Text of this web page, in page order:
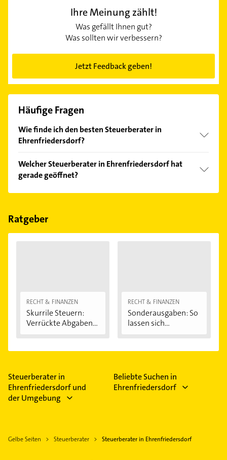
Ihre Meinung zählt!
Was gefällt Ihnen gut?
Was sollten wir verbessern?
Jetzt Feedback geben!
Häufige Fragen
Wie finde ich den besten Steuerberater in
Ehrenfriedersdorf?
Kundenmeinungen und profitieren Sie von den
Empfehlungen. Die Suchergebnisse können Sie sich
einfach nachBewertungensortiert anzeigen lassen.
Welcher Steuerberater in Ehrenfriedersdorf hat
gerade geöffnet?
Im Anbieter-Bereich finden Sie alleÖffnungszeiten.
Feiertagen abweichen können.
Ratgeber
RECHT & FINANZEN
Skurrile Steuern:
Verrückte Abgaben...
RECHT & FINANZEN
Sonderausgaben: So
lassen sich...
Steuerberater in
Ehrenfriedersdorf und
der Umgebung
Beliebte Suchen in
Ehrenfriedersdorf
Gelbe Seiten Steuerberater Steuerberater in Ehrenfriedersdorf